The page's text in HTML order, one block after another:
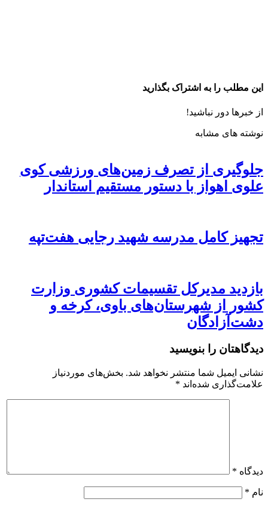
این مطلب را به اشتراک بگذارید
از خبرها دور نباشید!
نوشته های مشابه
جلوگیری از تصرف زمین‌های ورزشی کوی
علوی اهواز با دستور مستقیم استاندار
تجهیز کامل مدرسه شهید رجایی هفت‌تپه
بازدید مدیرکل تقسیمات کشوری وزارت
کشور از شهرستان‌های باوی، کرخه و
دشت‌آزادگان
دیدگاهتان را بنویسید
نشانی ایمیل شما منتشر نخواهد شد. بخش‌های موردنیاز
علامت‌گذاری شده‌اند *
دیدگاه *
نام *